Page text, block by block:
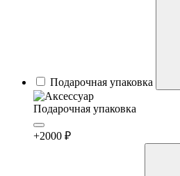
Подарочная упаковка
Подарочная упаковка
+2000 ₽